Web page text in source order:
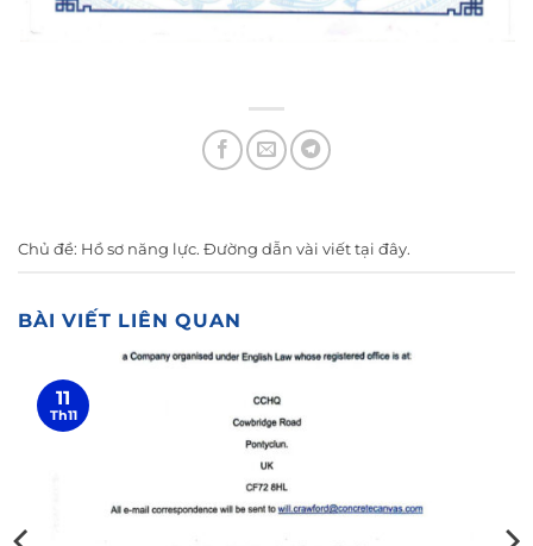
Chủ đề: Hồ sơ năng lực. Đường dẫn vài viết tại đây.
BÀI VIẾT LIÊN QUAN
11
Th11